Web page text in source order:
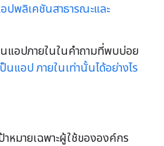
ปพลิเคชันสาธารณะและ
แอปภายในในคําถามที่พบบ่อย
นแอป ภายในเท่านั้นได้อย่างไร
หมายเฉพาะผู้ใช้ขององค์กร